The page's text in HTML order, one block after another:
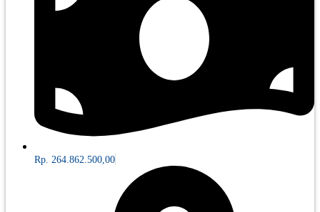
Rp. 264.862.500,00